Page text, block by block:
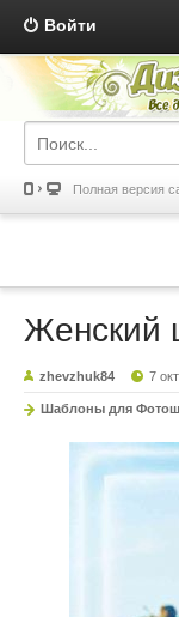
Войти
Полная версия
Женский
zhevzhuk84 7
Шаблоны для